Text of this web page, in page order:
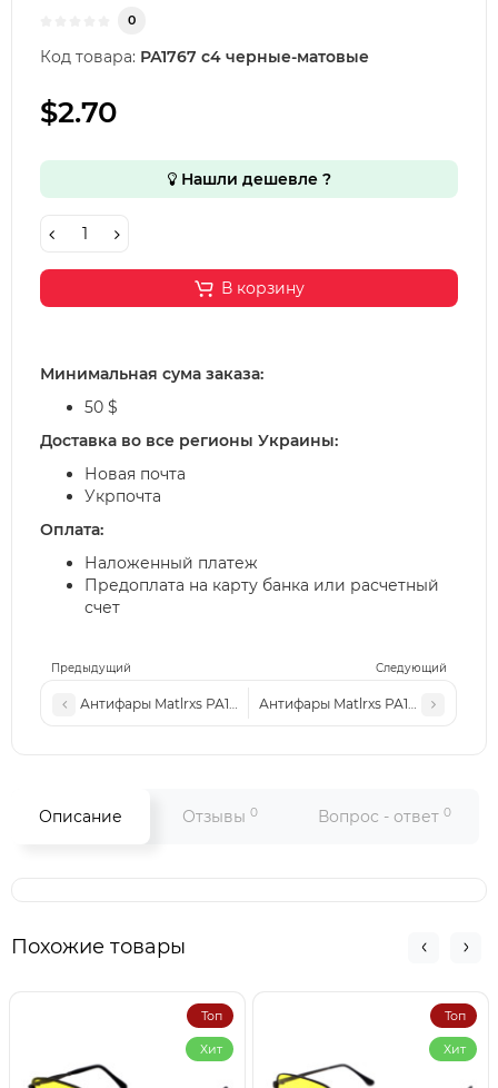
Предыдущий Следующий
Антифары Matlrxs РА1767 с1 коричневые-глянцевые
Антифары Matlrxs РА1767 с5
0
Код товара: РА1767 с4 черные-матовые
$2.70
Нашли дешевле ?
В корзину
Минимальная сума заказа:
50 $
Доставка во все регионы Украины:
Новая почта
Укрпочта
Оплата:
Наложенный платеж
Предоплата на карту банка или расчетный
счет
Описание Отзывы 0 Вопрос - ответ 0
Похожие товары
Топ
Хит
Топ
Хит